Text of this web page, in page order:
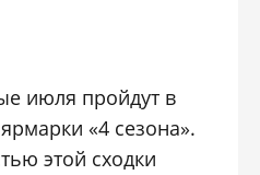
июля пройдут в
«4 сезона».
этой сходки